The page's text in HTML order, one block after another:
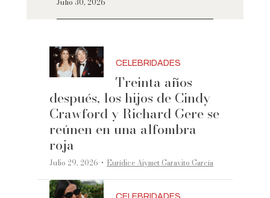
Julio 30, 2026
CELEBRIDADES
Treinta años
después, los hijos de Cindy
Crawford y Richard Gere se
reúnen en una alfombra
roja
Julio 29, 2026 ·Eurídice Aiymet Garavito García